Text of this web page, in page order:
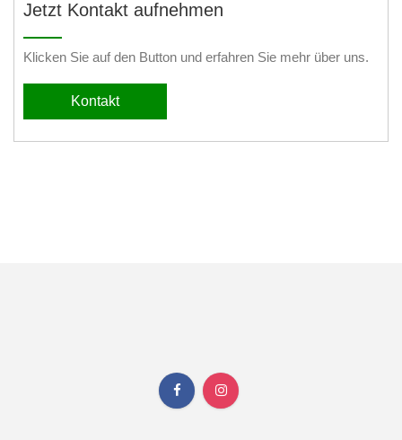
Jetzt Kontakt aufnehmen
Klicken Sie auf den Button und erfahren Sie mehr über uns.
Kontakt